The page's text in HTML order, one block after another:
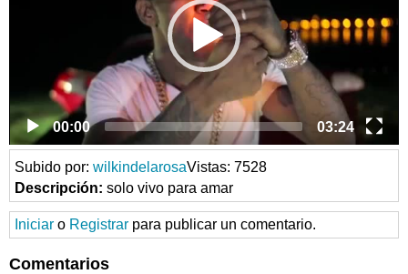
00:00 03:24
Subido por: wilkindelarosaVistas: 7528
Descripción: solo vivo para amar
Iniciar o Registrar para publicar un comentario.
Comentarios